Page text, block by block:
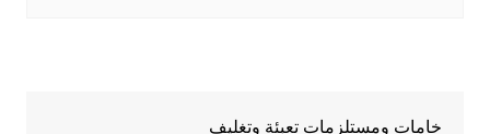
خامات ومستلزمات تعبئة وتغليف